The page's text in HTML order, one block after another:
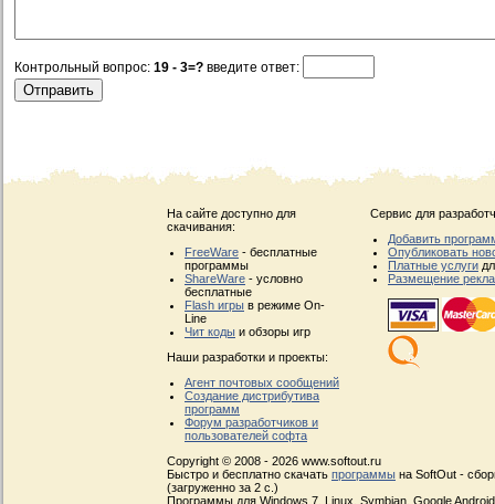
Контрольный вопрос: 19 - 3=? введите ответ:
На сайте доступно для
скачивания:
FreeWare - бесплатные
программы
ShareWare - условно
бесплатные
Flash игры в режиме On-
Line
Чит коды и обзоры игр
Наши разработки и проекты:
Агент почтовых сообщений
Создание дистрибутива
программ
Форум разработчиков и
пользователей софта
Сервис для
Добавить
Опубликовать
Платные услуги
Размещение
Copyright © 2008 - 2026 www.softout.ru
Быстро и бесплатно скачать программы на SoftOut -
(загруженно за 2 с.)
Программы для Windows 7, Linux, Symbian, Google